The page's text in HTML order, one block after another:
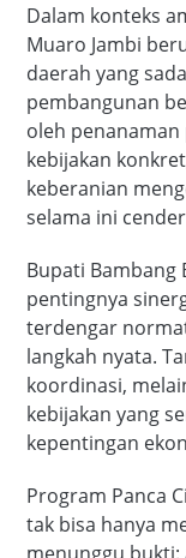
Dalam konteks
Muaro Jambi
daerah yang
pembangunan
oleh
kebijakan
keberanian
selama ini
Bupati Bambang
pentingnya
terdengar
langkah nyata.
koordinasi,
kebijakan yang
kepentingan
Program Panca
tak bisa hanya